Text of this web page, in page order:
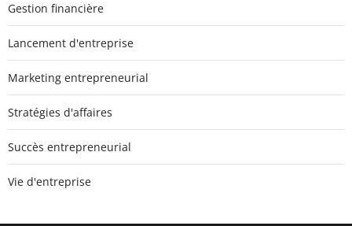
Gestion financière
Lancement d'entreprise
Marketing entrepreneurial
Stratégies d'affaires
Succès entrepreneurial
Vie d'entreprise